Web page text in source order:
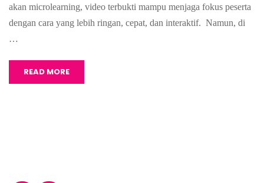
akan microlearning, video terbukti mampu menjaga fokus peserta
dengan cara yang lebih ringan, cepat, dan interaktif. Namun, di
…
READ MORE